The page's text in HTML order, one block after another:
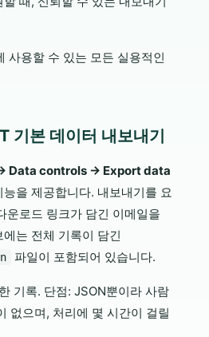
사용할 수 있는 모든 실용적인
기본 데이터 내보내기
Data controls → Export data
을 제공합니다. 내보내기를 요
운로드 링크가 담긴 이메일을
는 전체 기록이 담긴
파일이 포함되어 있습니다.
기록. 단점: JSON뿐이라 사람
없으며, 처리에 몇 시간이 걸릴